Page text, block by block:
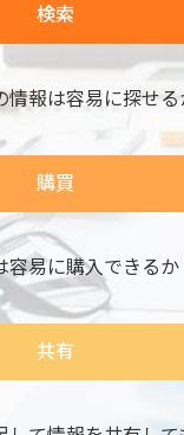
検索
情報は容易に探せる
購買
容易に購入できるか
共有